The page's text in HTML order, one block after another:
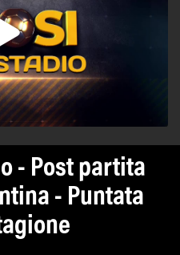
- Post partita
- Puntata